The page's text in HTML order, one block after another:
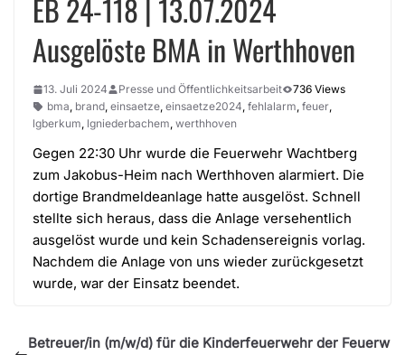
EB 24-118 | 13.07.2024
Ausgelöste BMA in Werthhoven
13. Juli 2024 Presse und Öffentlichkeitsarbeit
736 Views
bma, brand, einsaetze, einsaetze2024, fehlalarm, feuer,
lgberkum, lgniederbachem, werthhoven
Gegen 22:30 Uhr wurde die Feuerwehr Wachtberg
zum Jakobus-Heim nach Werthhoven alarmiert. Die
dortige Brandmeldeanlage hatte ausgelöst. Schnell
stellte sich heraus, dass die Anlage versehentlich
ausgelöst wurde und kein Schadensereignis vorlag.
Nachdem die Anlage von uns wieder zurückgesetzt
wurde, war der Einsatz beendet.
Betreuer/in (m/w/d) für die Kinderfeuerwehr der Feuerw